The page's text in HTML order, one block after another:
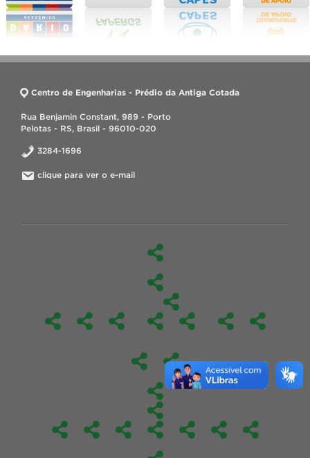
Centro de Engenharias - Prédio da Antiga Cotada
Rua Benjamin Constant, 989 - Porto
Pelotas - RS, Brasil - 96010-020
3284-1696
clique para ver o e-mail